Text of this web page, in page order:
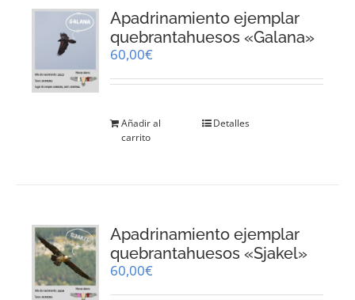
CONTACTO
CARRITO
Apadrinamiento ejemplar
quebrantahuesos «Galana»
60,00€
Añadir al
carrito
Detalles
Apadrinamiento ejemplar
quebrantahuesos «Sjakel»
60,00€